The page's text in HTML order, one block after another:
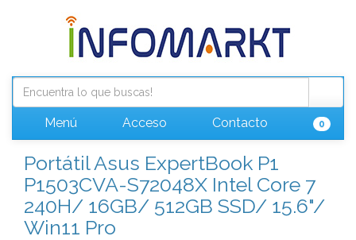
Menú Acceso Contacto 0
Portátil Asus ExpertBook P1
P1503CVA-S72048X Intel Core 7
240H/ 16GB/ 512GB SSD/ 15.6"/
Win11 Pro